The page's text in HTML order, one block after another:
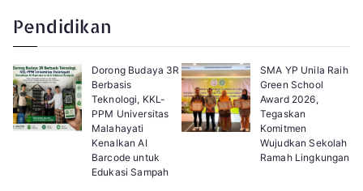
:Pendidikan
Dorong Budaya 3R
Berbasis
Teknologi, KKL-
PPM Universitas
Malahayati
Kenalkan AI
Barcode untuk
Edukasi Sampah
SMA YP Unila Raih
Green School
Award 2026,
Tegaskan
Komitmen
Wujudkan Sekolah
Ramah Lingkungan